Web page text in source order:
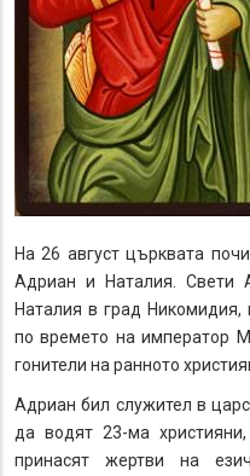
На 26 август църквата
Адриан и Наталия. Свети
Наталия в град Никомидия,
по времето на император
гонители на ранното
Адриан бил служител в
да водят 23-ма
принасят жертви на